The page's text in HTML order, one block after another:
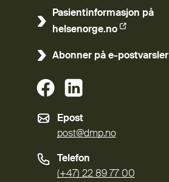
Pasientinformasjon på
helsenorge.no
(Ekstern lenke)
Abonner på e-postvarsler
(Ekstern lenke)
Epost
post@dmp.no
Telefon
(+47) 22 89 77 00